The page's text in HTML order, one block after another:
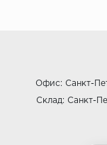
Офис: Санкт-
Склад: Санкт-